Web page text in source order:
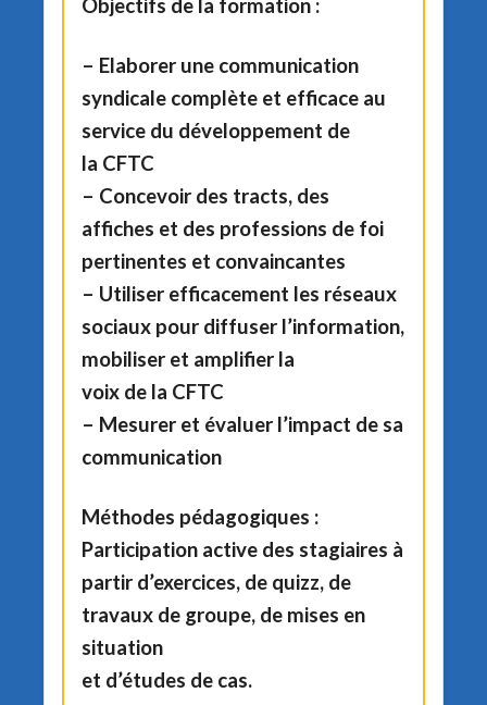
Objectifs de la formation :
– Elaborer une communication
syndicale complète et efficace au
service du développement de
la CFTC
– Concevoir des tracts, des
affiches et des professions de foi
pertinentes et convaincantes
– Utiliser efficacement les réseaux
sociaux pour diffuser l’information,
mobiliser et amplifier la
voix de la CFTC
– Mesurer et évaluer l’impact de sa
communication
Méthodes pédagogiques :
Participation active des stagiaires à
partir d’exercices, de quizz, de
travaux de groupe, de mises en
situation
et d’études de cas.